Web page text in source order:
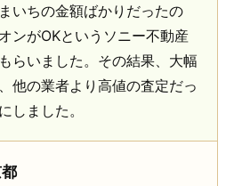
いちの金額ばかりだったの
ンがOKというソニー不動産
らいました。その結果、大幅
他の業者より高値の査定だっ
しました。